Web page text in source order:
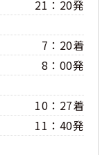
21：20発
7：20着
8：00発
10：27着
11：40発